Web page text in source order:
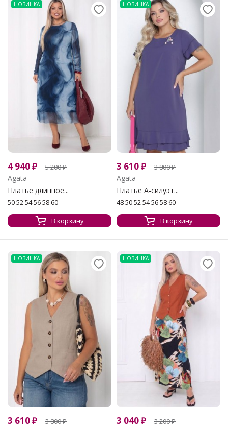
НОВИНКА
4 940₽ 5 200₽
Agata
Платье длинное...
50 52 54 56 58 60
В корзину
НОВИНКА
3 610₽ 3 800₽
Agata
Платье А-силуэт...
48 50 52 54 56 58 60
В корзину
НОВИНКА
3 610₽ 3 800₽
НОВИНКА
3 040₽ 3 200₽